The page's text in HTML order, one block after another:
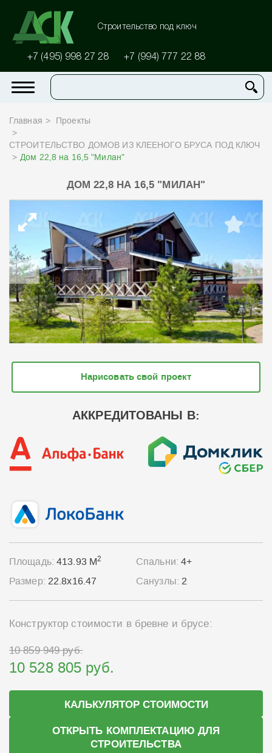
Строительство под ключ
+7 (495) 998 27 28 +7 (994) 777 22 88
Главная Проекты
СТРОИТЕЛЬСТВО ДОМОВ ИЗ КЛЕЕНОГО БРУСА ПОД КЛЮЧ
Дом 22,8 на 16,5 "Милан"
ДОМ 22,8 НА 16,5 "МИЛАН"
Нарисовать свой проект
АККРЕДИТОВАНЫ В:
Площадь:413.93 М2
Размер: 22.8x16.47
Спальни:4+
Санузлы:2
Конструктор стоимости в бревне и брусе:
10 859 949 руб.
10 528 805 руб.
КАЛЬКУЛЯТОР СТОИМОСТИ
ОТКРЫТЬ КОМПЛЕКТАЦИЮ ДЛЯ
СТРОИТЕЛЬСТВА